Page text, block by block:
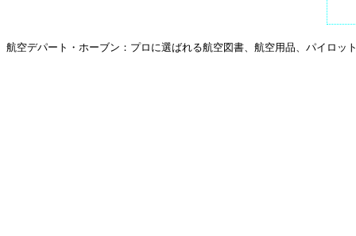
航空デパート・ホーブン：プロに選ばれる航空図書、航空用品、パイロッ